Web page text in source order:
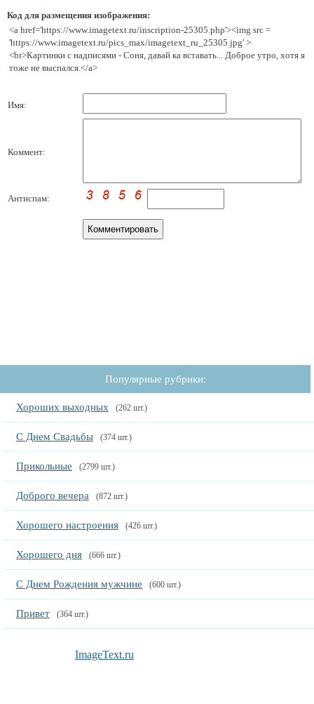
Код для размещения изображения:
<a href='https://www.imagetext.ru/inscription-25305.php'><img src =
'https://www.imagetext.ru/pics_max/imagetext_ru_25305.jpg' >
<br>Картинки с надписями - Соня, давай ка вставать... Доброе утро, хотя я
тоже не выспался.</a>
Имя:
Коммент:
Антиспам:
Популярные рубрики:
Хороших выходных (262 шт.)
С Днем Свадьбы (374 шт.)
Прикольные (2799 шт.)
Доброго вечера (872 шт.)
Хорошего настроения (426 шт.)
Хорошего дня (666 шт.)
С Днем Рождения мужчине (600 шт.)
Привет (364 шт.)
ImageText.ru